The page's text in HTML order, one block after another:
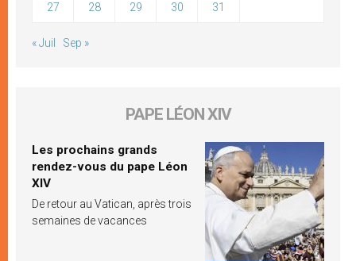
27 28 29 30 31
« Juil Sep »
PAPE LÉON XIV
Les prochains grands
rendez-vous du pape Léon
XIV
De retour au Vatican, après trois
semaines de vacances